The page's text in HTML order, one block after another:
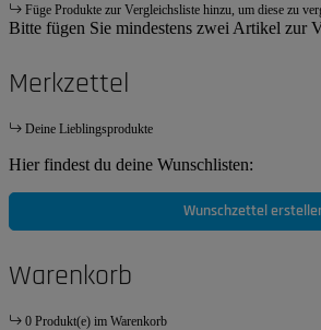
Füge Produkte zur Vergleichsliste hinzu, um diese zu
Bitte fügen Sie mindestens zwei Artikel zur
Merkzettel
Deine Lieblingsprodukte
Hier findest du deine Wunschlisten:
Wunschzettel
Warenkorb
0 Produkt(e) im Warenkorb